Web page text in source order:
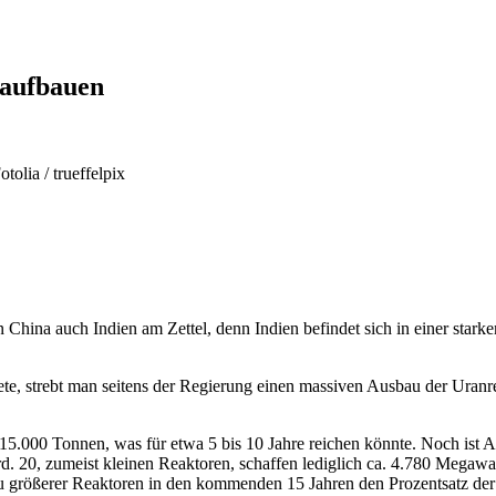
/ trueffelpix
auch Indien am Zettel, denn Indien befindet sich in einer
strebt man seitens der Regierung einen massiven Ausbau der
Tonnen, was für etwa 5 bis 10 Jahre reichen könnte. Noch
20, zumeist kleinen Reaktoren, schaffen lediglich ca. 4.780
Reaktoren in den kommenden 15 Jahren den Prozentsatz